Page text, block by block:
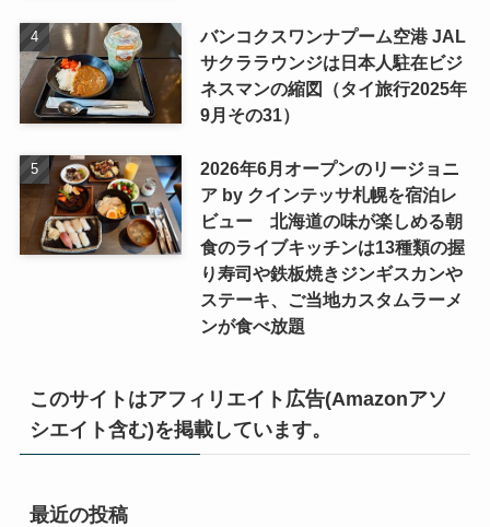
バンコクスワンナプーム空港 JAL
サクララウンジは日本人駐在ビジ
ネスマンの縮図（タイ旅行2025年
9月その31）
2026年6月オープンのリージョニ
ア by クインテッサ札幌を宿泊レ
ビュー 北海道の味が楽しめる朝
食のライブキッチンは13種類の握
り寿司や鉄板焼きジンギスカンや
ステーキ、ご当地カスタムラーメ
ンが食べ放題
このサイトはアフィリエイト広告(Amazonアソ
シエイト含む)を掲載しています。
最近の投稿